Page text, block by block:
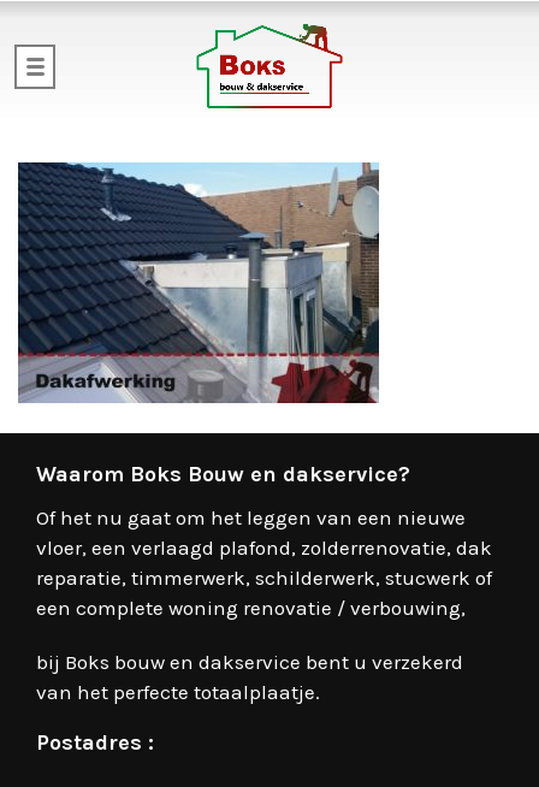
Waarom Boks Bouw en dakservice?
Of het nu gaat om het leggen van een nieuwe
vloer, een verlaagd plafond, zolderrenovatie, dak
reparatie, timmerwerk, schilderwerk, stucwerk of
een complete woning renovatie / verbouwing,
bij Boks bouw en dakservice bent u verzekerd
van het perfecte totaalplaatje.
Postadres :